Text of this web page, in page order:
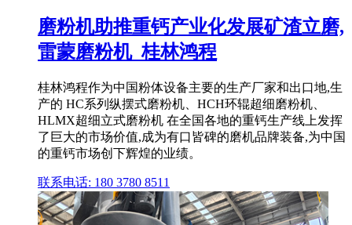
磨粉机助推重钙产业化发展矿渣立磨,
雷蒙磨粉机_桂林鸿程
桂林鸿程作为中国粉体设备主要的生产厂家和出口地,生
产的 HC系列纵摆式磨粉机、HCH环辊超细磨粉机、
HLMX超细立式磨粉机 在全国各地的重钙生产线上发挥
了巨大的市场价值,成为有口皆碑的磨机品牌装备,为中国
的重钙市场创下辉煌的业绩。
联系电话: 180 3780 8511